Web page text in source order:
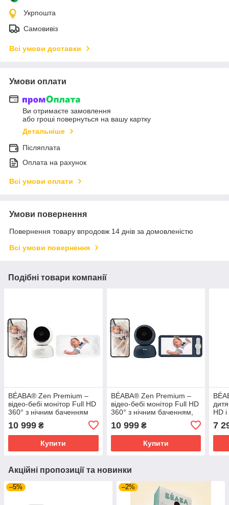
Укрпошта
Самовивіз
Всі умови доставки
Умови оплати
Ви отримаєте замовлення
або гроші повернуться на вашу картку
Детальніше
Післяплата
Оплата на рахунок
Всі умови оплати
Умови повернення
Повернення товару впродовж 14 днів за домовленістю
Всі умови повернення
Подібні товари компанії
BÉABA® Zen Premium –
відео-бебі монітор Full HD
360° з нічним баченням
10 999 ₴
Купити
BÉABA® Zen Premium –
відео-бебі монітор Full HD
360° з нічним баченням,
10 999₴
Купити
HD
7
Акційні пропозиції та новинки
–5% –2%